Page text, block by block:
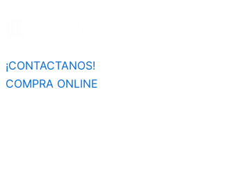
¡CONTACTANOS!
COMPRA ONLINE